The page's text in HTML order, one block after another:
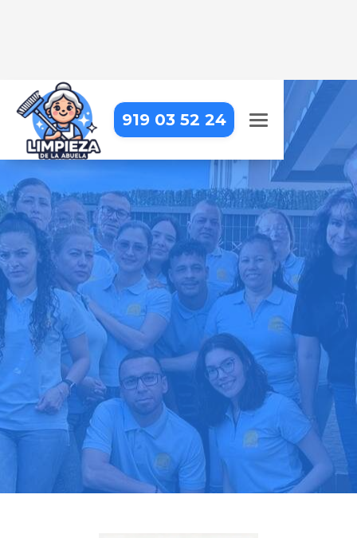
919 03 52 24
LIMPIEZA A DOMICILIO EN
MIRAFLORES DE LA SIERRA
Tu hogar siempre estará impecable
con nosotros – profesionales de
confianza que cuidan cada detalle
Pide tu presupuesto gratis
Llama hoy: 919 03 52 24
Más de 1000 clientes confían en nosotros
⭐⭐⭐⭐⭐